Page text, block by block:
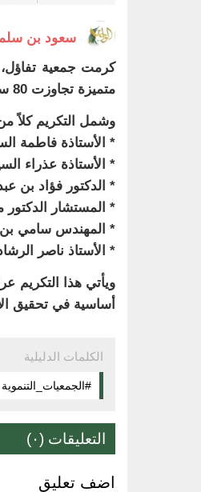
سعود بن
كرمت جمعية
متميزة تجاوزت 80 ساعة تطوعية خلال عام 2025م، في تجسيدٍ صادق لمعاني العطاء والمسؤولية المجتمعية.
وشمل التكريم كلاً
* الأستاذة فاطمة
* الأستاذة عذراء
* الدكتور فؤاد بن
* المستشار
* المهندس سامي
* الأستاذ ناصر
ويأتي هذا التكريم
أساسية في تحقيق
الكلمات الدليلية
#الجمعيات_التنموية
التعليقات (٠)
اضف تعليق